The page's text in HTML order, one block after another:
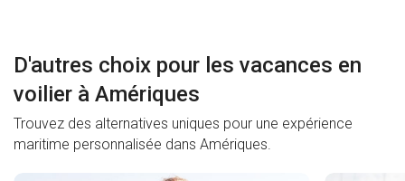
D'autres choix pour les vacances en
voilier à Amériques
Trouvez des alternatives uniques pour une expérience
maritime personnalisée dans Amériques.